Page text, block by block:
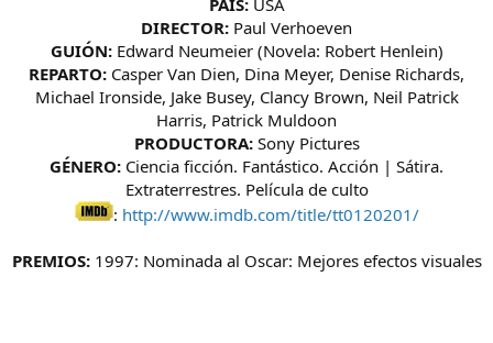
DIRECTOR: Paul Verhoeven
GUIÓN:Edward Neumeier (Novela: Robert Henlein)
REPARTO: Casper Van Dien, Dina Meyer, Denise Richards,
Michael Ironside, Jake Busey, Clancy Brown, Neil Patrick
Harris, Patrick Muldoon
PRODUCTORA:Sony Pictures
GÉNERO: Ciencia ficción. Fantástico. Acción | Sátira.
Extraterrestres. Película de culto
: http://www.imdb.com/title/tt0120201/
PREMIOS:1997: Nominada al Oscar: Mejores efectos visuales